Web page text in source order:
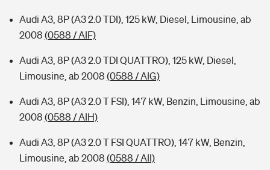
Audi A3, 8P (A3 2.0 TDI), 125 kW, Diesel, Limousine, ab
2008 (0588 / AIF)
Audi A3, 8P (A3 2.0 TDI QUATTRO), 125 kW, Diesel,
Limousine, ab 2008 (0588 / AIG)
Audi A3, 8P (A3 2.0 T FSI), 147 kW, Benzin, Limousine, ab
2008 (0588 / AIH)
Audi A3, 8P (A3 2.0 T FSI QUATTRO), 147 kW, Benzin,
Limousine, ab 2008 (0588 / AII)